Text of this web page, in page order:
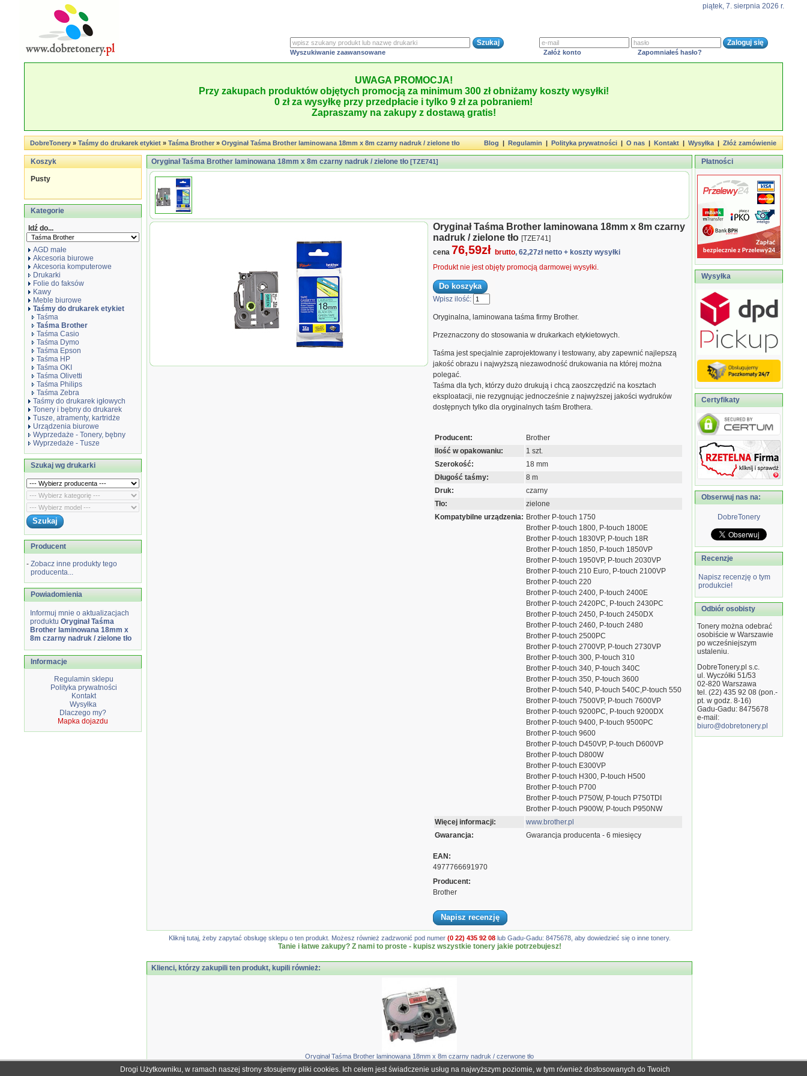
piątek, 7. sierpnia 2026 r.
Wyszukiwanie zaawansowane Załóż konto Zapomniałeś hasło?
UWAGA PROMOCJA!
Przy zakupach produktów objętych promocją za minimum 300 zł obniżamy koszty wysyłki!
0 zł za wysyłkę przy przedpłacie i tylko 9 zł za pobraniem!
Zapraszamy na zakupy z dostawą gratis!
DobreTonery»Taśmy do drukarek etykiet»Taśma Brother»Oryginał Taśma Brother laminowana 18mm x 8m czarny nadruk / zielone tło Blog|Regulamin|Polityka prywatności|O nas|Kontakt|Wysyłka|Złóż zamówienie
Koszyk
Pusty
Kategorie
Idź do...
AGD małe
Akcesoria biurowe
Akcesoria komputerowe
Drukarki
Folie do faksów
Kawy
Meble biurowe
Taśmy do drukarek etykiet
Taśma
Taśma Brother
Taśma Casio
Taśma Dymo
Taśma Epson
Taśma HP
Taśma OKI
Taśma Olivetti
Taśma Philips
Taśma Zebra
Taśmy do drukarek igłowych
Tonery i bębny do drukarek
Tusze, atramenty, kartridże
Urządzenia biurowe
Wyprzedaże - Tonery, bębny
Wyprzedaże - Tusze
Szukaj wg drukarki
Producent
- Zobacz inne produkty tego
producenta...
Powiadomienia
Informuj mnie o aktualizacjach
produktu Oryginał Taśma
Brother laminowana 18mm x
8m czarny nadruk / zielone tło
Informacje
Regulamin sklepu
Polityka prywatności
Kontakt
Wysyłka
Dlaczego my?
Mapka dojazdu
Oryginał Taśma Brother laminowana 18mm x 8m czarny nadruk / zielone tło [TZE741]
laminowana 18mm x 8m czarny
Oryginał Taśma Brother laminowana 18mm x 8m czarny
nadruk / zielone tło [TZE741]
cena 76,59zł brutto, 62,27zł netto + koszty wysyłki
Produkt nie jest objęty promocją darmowej wysyłki.
Wpisz ilość:
Oryginalna, laminowana taśma firmy Brother.
Przeznaczony do stosowania w drukarkach etykietowych.
Taśma jest specjalnie zaprojektowany i testowany, aby zapewnić najlepszą
jakość obrazu i najwyższą niezawodność drukowania na której można
polegać.
Taśma dla tych, którzy dużo drukują i chcą zaoszczędzić na kosztach
eksploatacji, nie rezygnując jednocześnie z najwyższej jakości wydruków
dostępnych tylko dla oryginalnych taśm Brothera.
Producent:
Brother
Ilość w opakowaniu:
1 szt.
Szerokość:
18 mm
Długość taśmy:
8 m
Druk:
czarny
Tło:
zielone
Kompatybilne urządzenia: Brother P-touch 1750
Brother P-touch 1800, P-touch 1800E
Brother P-touch 1830VP, P-touch 18R
Brother P-touch 1850, P-touch 1850VP
Brother P-touch 1950VP, P-touch 2030VP
Brother P-touch 210 Euro, P-touch 2100VP
Brother P-touch 220
Brother P-touch 2400, P-touch 2400E
Brother P-touch 2420PC, P-touch 2430PC
Brother P-touch 2450, P-touch 2450DX
Brother P-touch 2460, P-touch 2480
Brother P-touch 2500PC
Brother P-touch 2700VP, P-touch 2730VP
Brother P-touch 300, P-touch 310
Brother P-touch 340, P-touch 340C
Brother P-touch 350, P-touch 3600
Brother P-touch 540, P-touch 540C,P-touch 550
Brother P-touch 7500VP, P-touch 7600VP
Brother P-touch 9200PC, P-touch 9200DX
Brother P-touch 9400, P-touch 9500PC
Brother P-touch 9600
Brother P-touch D450VP, P-touch D600VP
Brother P-touch D800W
Brother P-touch E300VP
Brother P-touch H300, P-touch H500
Brother P-touch P700
Brother P-touch P750W, P-touch P750TDI
Brother P-touch P900W, P-touch P950NW
Więcej informacji:
www.brother.pl
Gwarancja:
Gwarancja producenta - 6 miesięcy
EAN:
4977766691970
Producent:
Brother
Napisz recenzję
Kliknij tutaj, żeby zapytać obsługę sklepu o ten produkt. Możesz również zadzwonić pod numer (0 22) 435 92 08lub Gadu-Gadu: 8475678, aby dowiedzieć się o inne tonery.
Tanie i łatwe zakupy? Z nami to proste - kupisz wszystkie tonery jakie potrzebujesz!
Klienci, którzy zakupili ten produkt, kupili również:
Oryginał Taśma Brother laminowana 18mm x 8m czarny nadruk / czerwone tło
Płatności
Wysyłka
Certyfikaty
Obserwuj nas na:
DobreTonery
Recenzje
Napisz recenzję o tym
produkcie!
Odbiór osobisty
Tonery można odebrać
osobiście w Warszawie
po wcześniejszym
ustaleniu.
DobreTonery.pl s.c.
ul. Wyczółki 51/53
02-820 Warszawa
tel. (22) 435 92 08 (pon.-
pt. w godz. 8-16)
Gadu-Gadu: 8475678
e-mail:
biuro@dobretonery.pl
Drogi Użytkowniku, w ramach naszej strony stosujemy pliki cookies. Ich celem jest świadczenie usług na najwyższym poziomie, w tym również dostosowanych do Twoich